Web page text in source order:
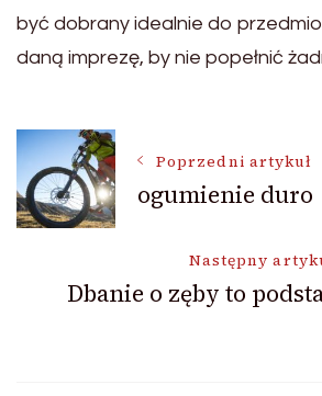
być dobrany idealnie do
daną imprezę, by nie popełnić
Nawigacja
wpisu
Poprzedni artykuł
ogumienie duro
Następny
Dbanie o zęby to